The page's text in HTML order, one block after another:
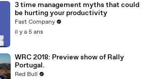
3 time management myths that could
be hurting your productivity
Fast Company
il y a 5 ans
WRC 2018: Preview show of Rally
Portugal.
Red Bull